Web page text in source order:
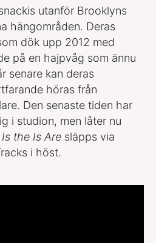
utanför Brooklyns
hängområden. Deras
dök upp 2012 med
på en hajpvåg som ännu
senare kan deras
höras från
Den senaste tiden har
i studion, men låter nu
Is the Is Are släpps via
i höst.